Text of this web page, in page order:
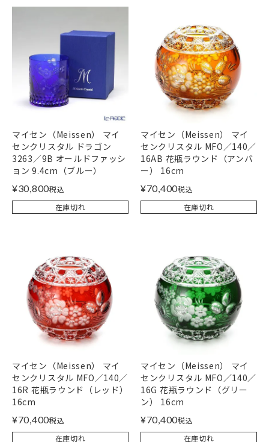
マイセン（Meissen） マイ
センクリスタル ドラゴン
3263／9B オールドファッシ
ョン 9.4cm（ブルー）
¥30,800税込
在庫切れ
マイセン（Meissen） マイ
センクリスタル MFO／140／
16AB 花瓶ラウンド（アンバ
ー） 16cm
¥70,400税込
在庫切れ
マイセン（Meissen） マイ
センクリスタル MFO／140／
16R 花瓶ラウンド（レッド）
16cm
¥70,400税込
在庫切れ
マイセン（Meissen） マイ
センクリスタル MFO／140／
16G 花瓶ラウンド（グリー
ン） 16cm
¥70,400税込
在庫切れ